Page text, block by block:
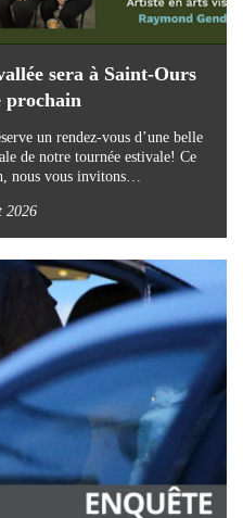
sera à Saint-Ours
prochain
un rendez-vous d’une belle
de notre tournée estivale! Ce
nous vous invitons…
2026